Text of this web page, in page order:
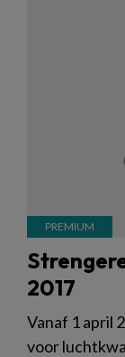
2017
Vanaf 1 april
voor